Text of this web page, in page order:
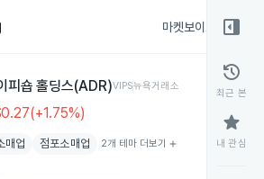
마켓보이스
피숍 홀딩스(ADR)VIPS뉴욕거래소
매업 점포소매업 2개 테마 더보기 add
right_panel_open
history
최근 본
star
내 관심